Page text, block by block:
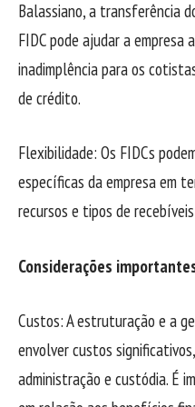
Balassiano, a transferência
FIDC pode ajudar a
inadimplência para os
de crédito.
Flexibilidade: Os FIDCs
específicas da empresa em
recursos e tipos de
Considerações
Custos: A estruturação e a
envolver custos
administração e custódia. É